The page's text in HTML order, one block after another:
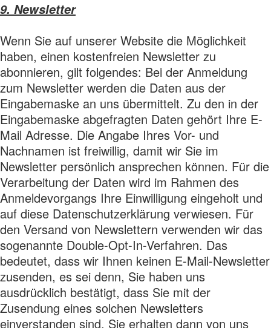
9. Newsletter
Wenn Sie auf unserer Website die Möglichkeit
haben, einen kostenfreien Newsletter zu
abonnieren, gilt folgendes: Bei der Anmeldung
zum Newsletter werden die Daten aus der
Eingabemaske an uns übermittelt. Zu den in der
Eingabemaske abgefragten Daten gehört Ihre E-
Mail Adresse. Die Angabe Ihres Vor- und
Nachnamen ist freiwillig, damit wir Sie im
Newsletter persönlich ansprechen können. Für die
Verarbeitung der Daten wird im Rahmen des
Anmeldevorgangs Ihre Einwilligung eingeholt und
auf diese Datenschutzerklärung verwiesen. Für
den Versand von Newslettern verwenden wir das
sogenannte Double-Opt-In-Verfahren. Das
bedeutet, dass wir Ihnen keinen E-Mail-Newsletter
zusenden, es sei denn, Sie haben uns
ausdrücklich bestätigt, dass Sie mit der
Zusendung eines solchen Newsletters
einverstanden sind. Sie erhalten dann von uns